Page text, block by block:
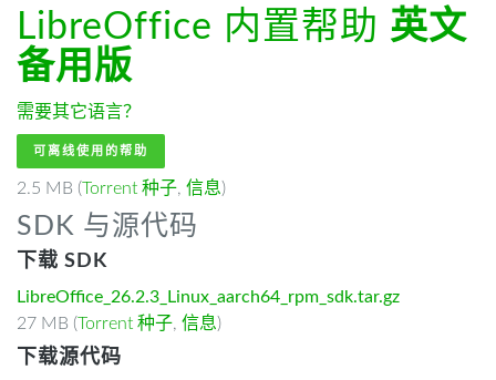
LibreOffice 内置帮助 英文
备用版
需要其它语言？
可离线使用的帮助
2.5 MB (Torrent 种子, 信息)
SDK 与源代码
下载 SDK
LibreOffice_26.2.3_Linux_aarch64_rpm_sdk.tar.gz
27 MB (Torrent 种子, 信息)
下载源代码